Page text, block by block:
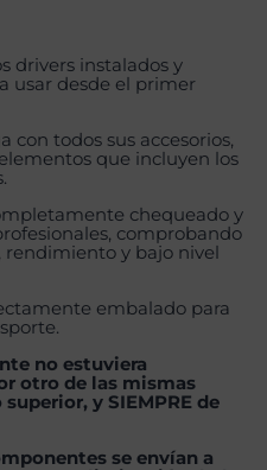
drivers instalados y
usar desde el primer
con todos sus accesorios,
que incluyen los
chequeado y
comprobando
y bajo nivel
embalado para
no estuviera
otro de las mismas
y SIEMPRE de
se envían a